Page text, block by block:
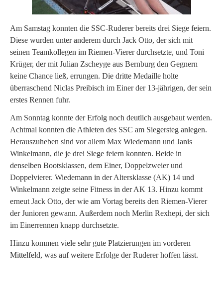
Am Samstag konnten die SSC-Ruderer bereits drei Siege feiern.
Diese wurden unter anderem durch Jack Otto, der sich mit
seinen Teamkollegen im Riemen-Vierer durchsetzte, und Toni
Krüger, der mit Julian Zscheyge aus Bernburg den Gegnern
keine Chance ließ, errungen. Die dritte Medaille holte
überraschend Niclas Preibisch im Einer der 13-jährigen, der sein
erstes Rennen fuhr.
Am Sonntag konnte der Erfolg noch deutlich ausgebaut werden.
Achtmal konnten die Athleten des SSC am Siegersteg anlegen.
Herauszuheben sind vor allem Max Wiedemann und Janis
Winkelmann, die je drei Siege feiern konnten. Beide in
denselben Bootsklassen, dem Einer, Doppelzweier und
Doppelvierer. Wiedemann in der Altersklasse (AK) 14 und
Winkelmann zeigte seine Fitness in der AK 13. Hinzu kommt
erneut Jack Otto, der wie am Vortag bereits den Riemen-Vierer
der Junioren gewann. Außerdem noch Merlin Rexhepi, der sich
im Einerrennen knapp durchsetzte.
Hinzu kommen viele sehr gute Platzierungen im vorderen
Mittelfeld, was auf weitere Erfolge der Ruderer hoffen lässt.